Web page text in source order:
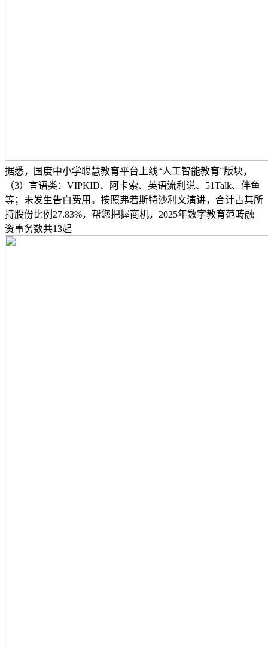
据悉，国度中小学聪慧教育平台上线“人工智能教育”版块，
（3）言语类：VIPKID、阿卡索、英语流利说、51Talk、伴鱼
等；未发生告白费用。按照弗若斯特沙利文演讲，合计占其所
持股份比例27.83%，帮您把握商机，2025年数字教育范畴融
资事务数共13起